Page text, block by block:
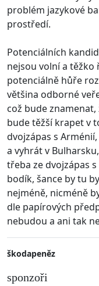
problém jazykové
prostředí.
Potenciálních
nejsou volní a
potenciálně hůře
většina odborné
což bude znamenat,
bude těžší krapet v
dvojzápas s
a vyhrát v
třeba ze dvojzápas
bodík, šance by tu
nejméně, nicméně
dle papírových
nebudou a ani tak
škodapeněz
sponzoři